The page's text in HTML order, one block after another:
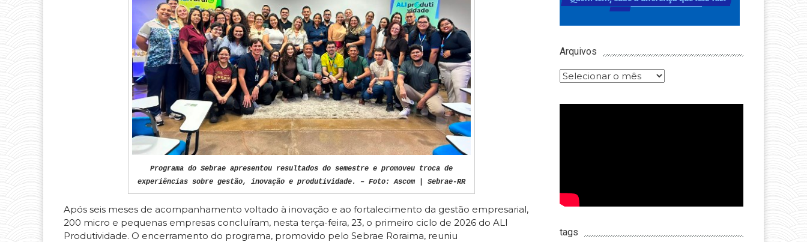
Programa do Sebrae apresentou resultados do semestre e promoveu troca de
experiências sobre gestão, inovação e produtividade. – Foto: Ascom | Sebrae-RR
Após seis meses de acompanhamento voltado à inovação e ao fortalecimento da gestão empresarial,
200 micro e pequenas empresas concluíram, nesta terça-feira, 23, o primeiro ciclo de 2026 do ALI
Produtividade. O encerramento do programa, promovido pelo Sebrae Roraima, reuniu
Arquivos
Arquivos
tags